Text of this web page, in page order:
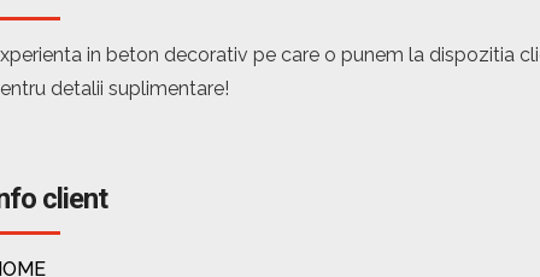
in beton decorativ pe care o punem la dispozitia
detalii suplimentare!
client